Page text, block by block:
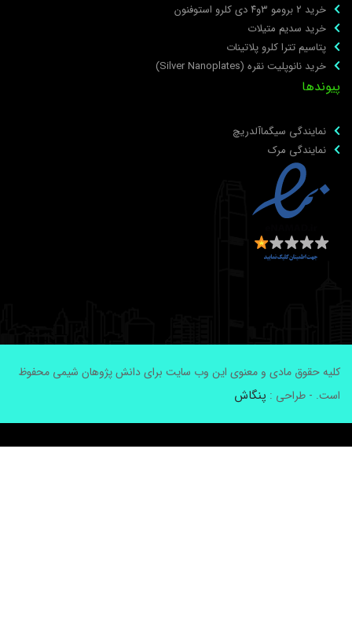
خرید ۲ برومو ۳و۴ دی‌ کلرو استوفنون
خرید سدیم متیلات
پتاسیم تترا کلرو پلاتینات
خرید نانوپلیت نقره (Silver Nanoplates)
نمایندگی سیگماآلدریچ
نمایندگی مرک
حقوق مادی و معنوی این وب سایت برای دانش پژوهان شیمی محفوظ
- طراحی :پنگاش